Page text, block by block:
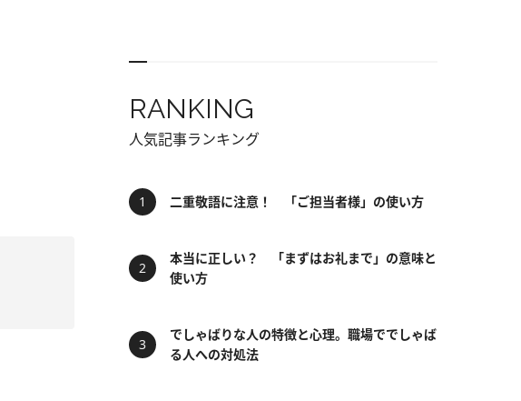
RANKING
人気記事ランキング
二重敬語に注意！ 「ご担当者様」の使い方
本当に正しい？ 「まずはお礼まで」の意味と
使い方
でしゃばりな人の特徴と心理。職場ででしゃば
る人への対処法